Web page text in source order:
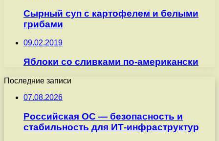
Сырный суп с картофелем и белыми
грибами
09.02.2019
Яблоки со сливками по-американски
Последние записи
07.08.2026
Российская ОС — безопасность и
стабильность для ИТ-инфраструктур